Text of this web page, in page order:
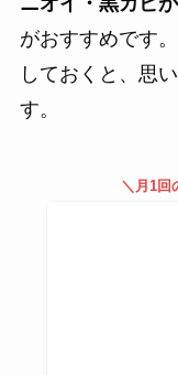
がおすすめです
しておくと、思
す。
＼月1回